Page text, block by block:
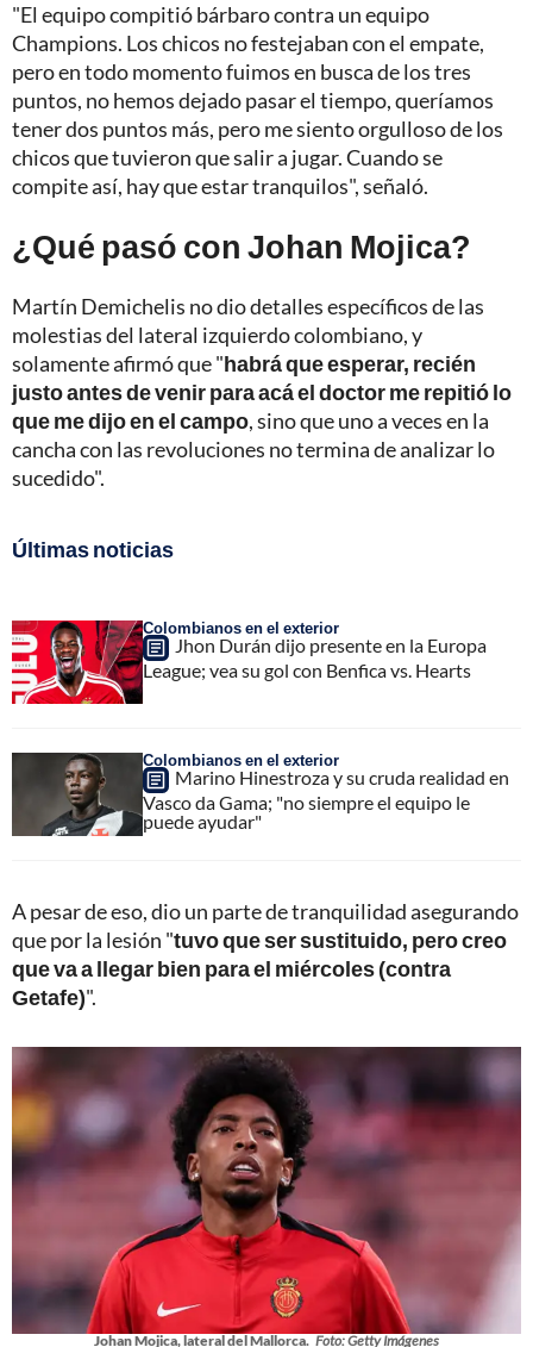
"El equipo compitió bárbaro contra un equipo
Champions. Los chicos no festejaban con el empate,
pero en todo momento fuimos en busca de los tres
puntos, no hemos dejado pasar el tiempo, queríamos
tener dos puntos más, pero me siento orgulloso de los
chicos que tuvieron que salir a jugar. Cuando se
compite así, hay que estar tranquilos", señaló.
¿Qué pasó con Johan Mojica?
Martín Demichelis no dio detalles específicos de las
molestias del lateral izquierdo colombiano, y
solamente afirmó que "habrá que esperar, recién
justo antes de venir para acá el doctor me repitió lo
que me dijo en el campo, sino que uno a veces en la
cancha con las revoluciones no termina de analizar lo
sucedido".
Últimas noticias
Colombianos en el exterior
Jhon Durán dijo presente en la Europa
League; vea su gol con Benfica vs. Hearts
Colombianos en el exterior
Marino Hinestroza y su cruda realidad en
Vasco da Gama; "no siempre el equipo le
puede ayudar"
A pesar de eso, dio un parte de tranquilidad asegurando
que por la lesión "tuvo que ser sustituido, pero creo
que va a llegar bien para el miércoles (contra
Getafe)".
Johan Mojica, lateral del Mallorca. Foto: Getty Imágenes